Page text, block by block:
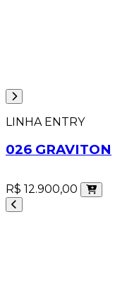
LINHA ENTRY
026 GRAVITON
R$ 12.900,00